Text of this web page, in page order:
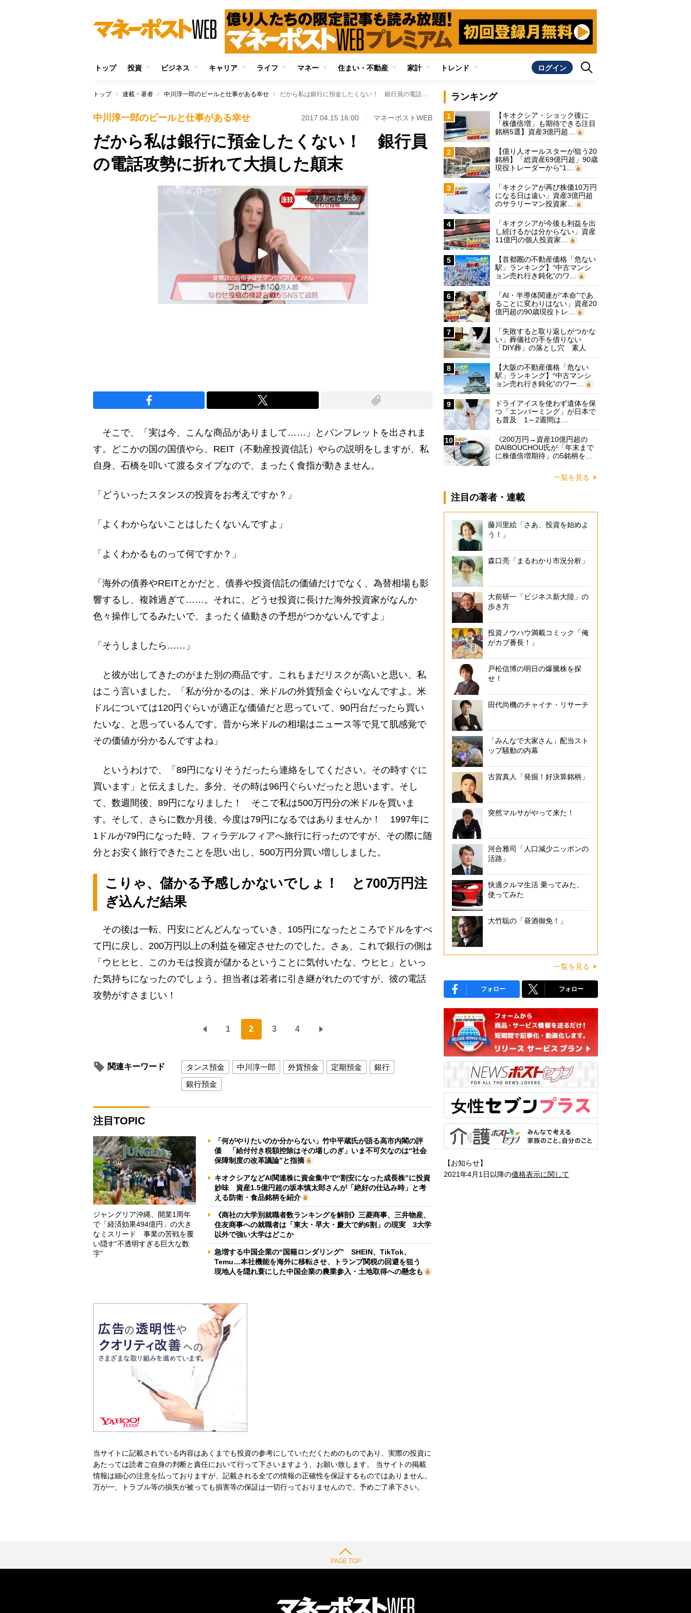
トップ 投資 ビジネス キャリア ライフ マネー 住まい・不動産 家計 トレンド ログイン
トップ 連載・著者 中川淳一郎のビールと仕事がある幸せ だから私は銀行に預金したくない！ 銀行員の電話攻勢に折れて大損した顛末
中川淳一郎のビールと仕事がある幸せ 2017.04.15 16:00 マネーポストWEB
だから私は銀行に預金したくない！ 銀行員
の電話攻勢に折れて大損した顛末
arrow_forward_ios もっと見る
そこで、「実は今、こんな商品がありまして……」とパンフレットを出されま
す。どこかの国の国債やら、REIT（不動産投資信託）やらの説明をしますが、私
自身、石橋を叩いて渡るタイプなので、まったく食指が動きません。
「どういったスタンスの投資をお考えですか？」
「よくわからないことはしたくないんですよ」
「よくわかるものって何ですか？」
「海外の債券やREITとかだと、債券や投資信託の価値だけでなく、為替相場も影
響するし、複雑過ぎて……。それに、どうせ投資に長けた海外投資家がなんか
色々操作してるみたいで、まったく値動きの予想がつかないんですよ」
「そうしましたら……」
と彼が出してきたのがまた別の商品です。これもまだリスクが高いと思い、私
はこう言いました。「私が分かるのは、米ドルの外貨預金ぐらいなんですよ。米
ドルについては120円ぐらいが適正な価値だと思っていて、90円台だったら買い
たいな、と思っているんです。昔から米ドルの相場はニュース等で見て肌感覚で
その価値が分かるんですよね」
というわけで、「89円になりそうだったら連絡をしてください。その時すぐに
買います」と伝えました。多分、その時は96円ぐらいだったと思います。そし
て、数週間後、89円になりました！ そこで私は500万円分の米ドルを買いま
す。そして、さらに数か月後、今度は79円になるではありませんか！ 1997年に
1ドルが79円になった時、フィラデルフィアへ旅行に行ったのですが、その際に随
分とお安く旅行できたことを思い出し、500万円分買い増ししました。
こりゃ、儲かる予感しかないでしょ！ と700万円注
ぎ込んだ結果
その後は一転、円安にどんどんなっていき、105円になったところでドルをすべ
て円に戻し、200万円以上の利益を確定させたのでした。さぁ、これで銀行の側は
「ウヒヒヒ、このカモは投資が儲かるということに気付いたな、ウヒヒ」といっ
た気持ちになったのでしょう。担当者は若者に引き継がれたのですが、彼の電話
攻勢がすさまじい！
1 2 3 4
関連キーワード タンス預金 中川淳一郎 外貨預金 定期預金
銀行
銀行預金
注目TOPIC
ジャングリア沖縄、開業1周年
で「経済効果494億円」の大き
なミスリード 事業の苦戦を覆
い隠す“不透明すぎる巨大な数
字”
「何がやりたいのか分からない」竹中平蔵氏が語る高市内閣の評
価 「給付付き税額控除はその場しのぎ」いま不可欠なのは“社会
保障制度の改革議論”と指摘
キオクシアなどAI関連株に資金集中で“割安になった成長株”に投資
妙味 資産1.5億円超の坂本慎太郎さんが「絶好の仕込み時」と考
える防衛・食品銘柄を紹介
《商社の大学別就職者数ランキングを解剖》三菱商事、三井物産、
住友商事への就職者は「東大・早大・慶大で約6割」の現実 3大学
以外で強い大学はどこか
急増する中国企業の“国籍ロンダリング” SHEIN、TikTok、
Temu…本社機能を海外に移転させ、トランプ関税の回避を狙う
現地人を隠れ蓑にした中国企業の農業参入・土地取得への懸念も
当サイトに記載されている内容はあくまでも投資の参考にしていただくためのものであり、実際の投資に
あたっては読者ご自身の判断と責任において行って下さいますよう、お願い致します。 当サイトの掲載
情報は細心の注意を払っておりますが、記載される全ての情報の正確性を保証するものではありません。
万が一、トラブル等の損失が被っても損害等の保証は一切行っておりませんので、予めご了承下さい。
ランキング
1
【キオクシア・ショック後に
「株価倍増」も期待できる注目
銘柄5選】資産3億円超…
2
【億り人オールスターが狙う20
銘柄】「総資産69億円超」90歳
現役トレーダーから“1…
3
「キオクシアが再び株価10万円
になる日は遠い」資産3億円超
のサラリーマン投資家…
4
「キオクシアが今後も利益を出
し続けるかは分からない」資産
11億円の個人投資家…
5
【首都圏の不動産価格「危ない
駅」ランキング】“中古マンシ
ョン売れ行き鈍化”のワ…
6
「AI・半導体関連が“本命”であ
ることに変わりはない」資産20
億円超の90歳現役トレ…
7
「失敗すると取り返しがつかな
い」葬儀社の手を借りない
「DIY葬」の落とし穴 素人
に…
8
【大阪の不動産価格「危ない
駅」ランキング】“中古マンシ
ョン売れ行き鈍化”のワー…
9
ドライアイスを使わず遺体を保
つ「エンバーミング」が日本で
も普及 1～2週間は…
10
《200万円→資産10億円超の
DAIBOUCHOU氏が「年末まで
に株価倍増期待」の5銘柄を…
一覧を見る
注目の著者・連載
藤川里絵「さあ、投資を始めよ
う！」
森口亮「まるわかり市況分析」
大前研一「ビジネス新大陸」の
歩き方
投資ノウハウ満載コミック「俺
がカブ番長！」
戸松信博の明日の爆騰株を探
せ！
田代尚機のチャイナ・リサーチ
「みんなで大家さん」配当スト
ップ騒動の内幕
古賀真人「発掘！好決算銘柄」
突然マルサがやって来た！
河合雅司「人口減少ニッポンの
活路」
快適クルマ生活 乗ってみた、
使ってみた
大竹聡の「昼酒御免！」
一覧を見る
フォロー フォロー
【お知らせ】
2021年4月1日以降の価格表示に関して
PAGE TOP